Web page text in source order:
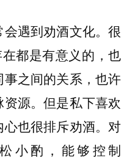
遇到劝酒文化。很
都是有意义的，也
之间的关系，也许
源。但是私下喜欢
也很排斥劝酒。对
小酌，能够控制